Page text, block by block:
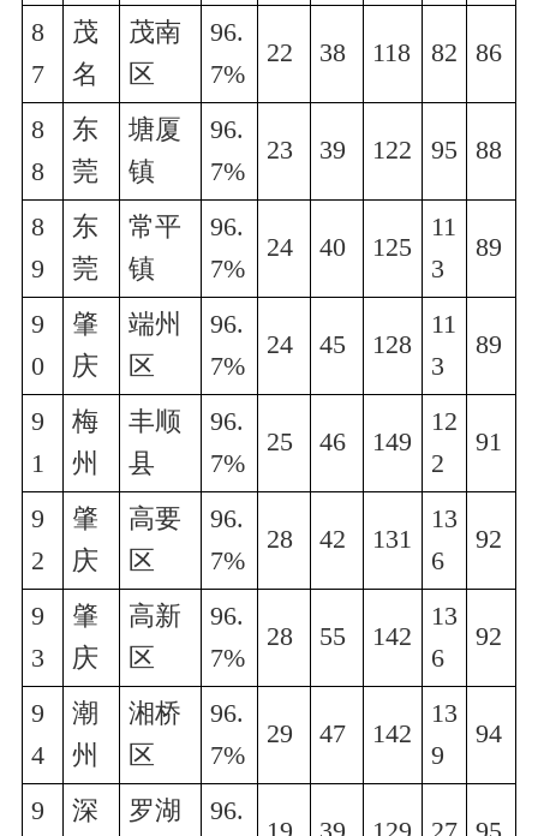
8
7
茂
名
茂南
区
96.
7%
22 38 118 82 86
8
8
东
莞
塘厦
镇
96.
7%
23 39 122 95 88
8
9
东
莞
常平
镇
96.
7%
24 40 125
11
3
89
9
0
肇
庆
端州
区
96.
7%
24 45 128
11
3
89
9
1
梅
州
丰顺
县
96.
7%
25 46 149
12
2
91
9
2
肇
庆
高要
区
96.
7%
28 42 131
13
6
92
9
3
肇
庆
高新
区
96.
7%
28 55 142
13
6
92
9
4
潮
州
湘桥
区
96.
7%
29 47 142
13
9
94
9 深 罗湖 96.